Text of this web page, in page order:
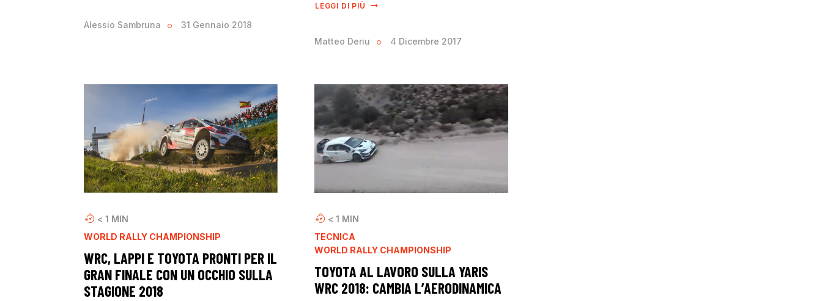
Alessio Sambruna 31 Gennaio 2018
LEGGI DI PIÙ
Matteo Deriu 4 Dicembre 2017
< 1 MIN
WORLD RALLY CHAMPIONSHIP
WRC, LAPPI E TOYOTA PRONTI PER IL
GRAN FINALE CON UN OCCHIO SULLA
STAGIONE 2018
< 1 MIN
TECNICA
WORLD RALLY CHAMPIONSHIP
TOYOTA AL LAVORO SULLA YARIS
WRC 2018: CAMBIA L’AERODINAMICA